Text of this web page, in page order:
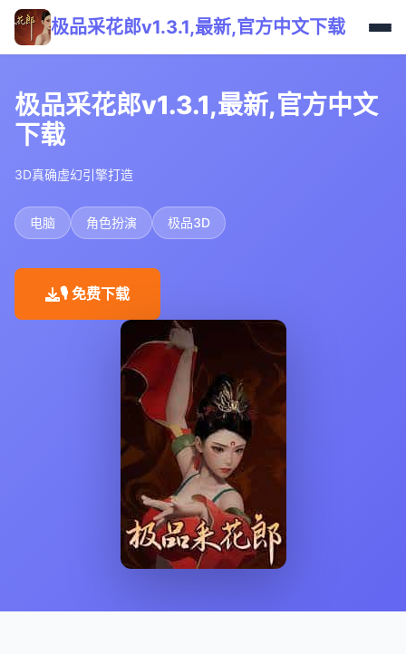
极品采花郎v1.3.1,最新,官方中文下载
极品采花郎v1.3.1,最新,官方中文
下载
3D真确虚幻引擎打造
电脑 角色扮演 极品3D
🎙️ 免费下载